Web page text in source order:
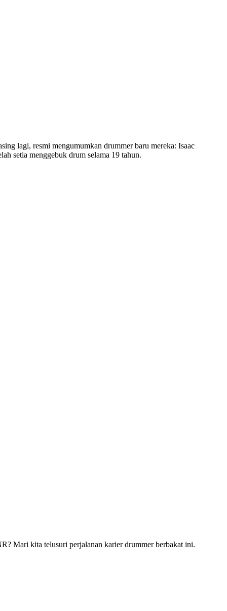
lagi, resmi mengumumkan drummer baru mereka: Isaac
setia menggebuk drum selama 19 tahun.
Mari kita telusuri perjalanan karier drummer berbakat ini.